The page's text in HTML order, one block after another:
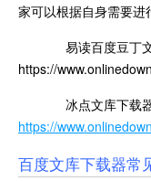
家可以根据自身需要进
易读百度豆丁文
https://
冰点文库下载
https://
百度文库下载器常